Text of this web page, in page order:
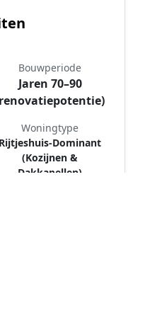
Bouwperiode
Jaren 70–90
Woningtype
Rijtjeshuis-Dominant
(Kozijnen &
Dakkapellen)